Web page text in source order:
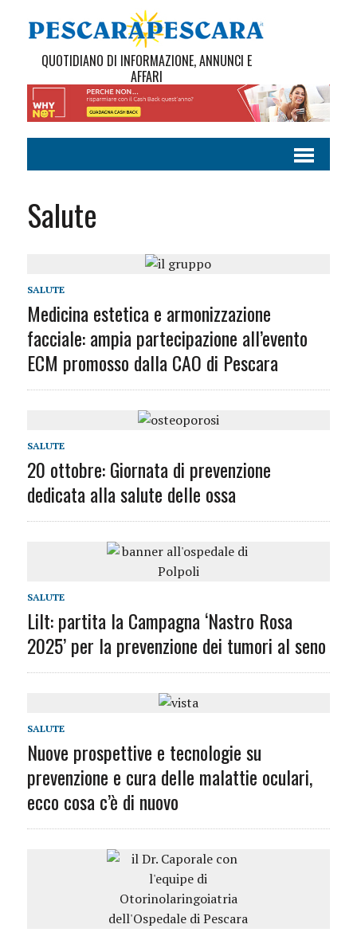
QUOTIDIANO DI INFORMAZIONE, ANNUNCI E
AFFARI
Salute
SALUTE
Medicina estetica e armonizzazione
facciale: ampia partecipazione all’evento
ECM promosso dalla CAO di Pescara
SALUTE
20 ottobre: Giornata di prevenzione
dedicata alla salute delle ossa
SALUTE
Lilt: partita la Campagna ‘Nastro Rosa
2025’ per la prevenzione dei tumori al seno
SALUTE
Nuove prospettive e tecnologie su
prevenzione e cura delle malattie oculari,
ecco cosa c’è di nuovo